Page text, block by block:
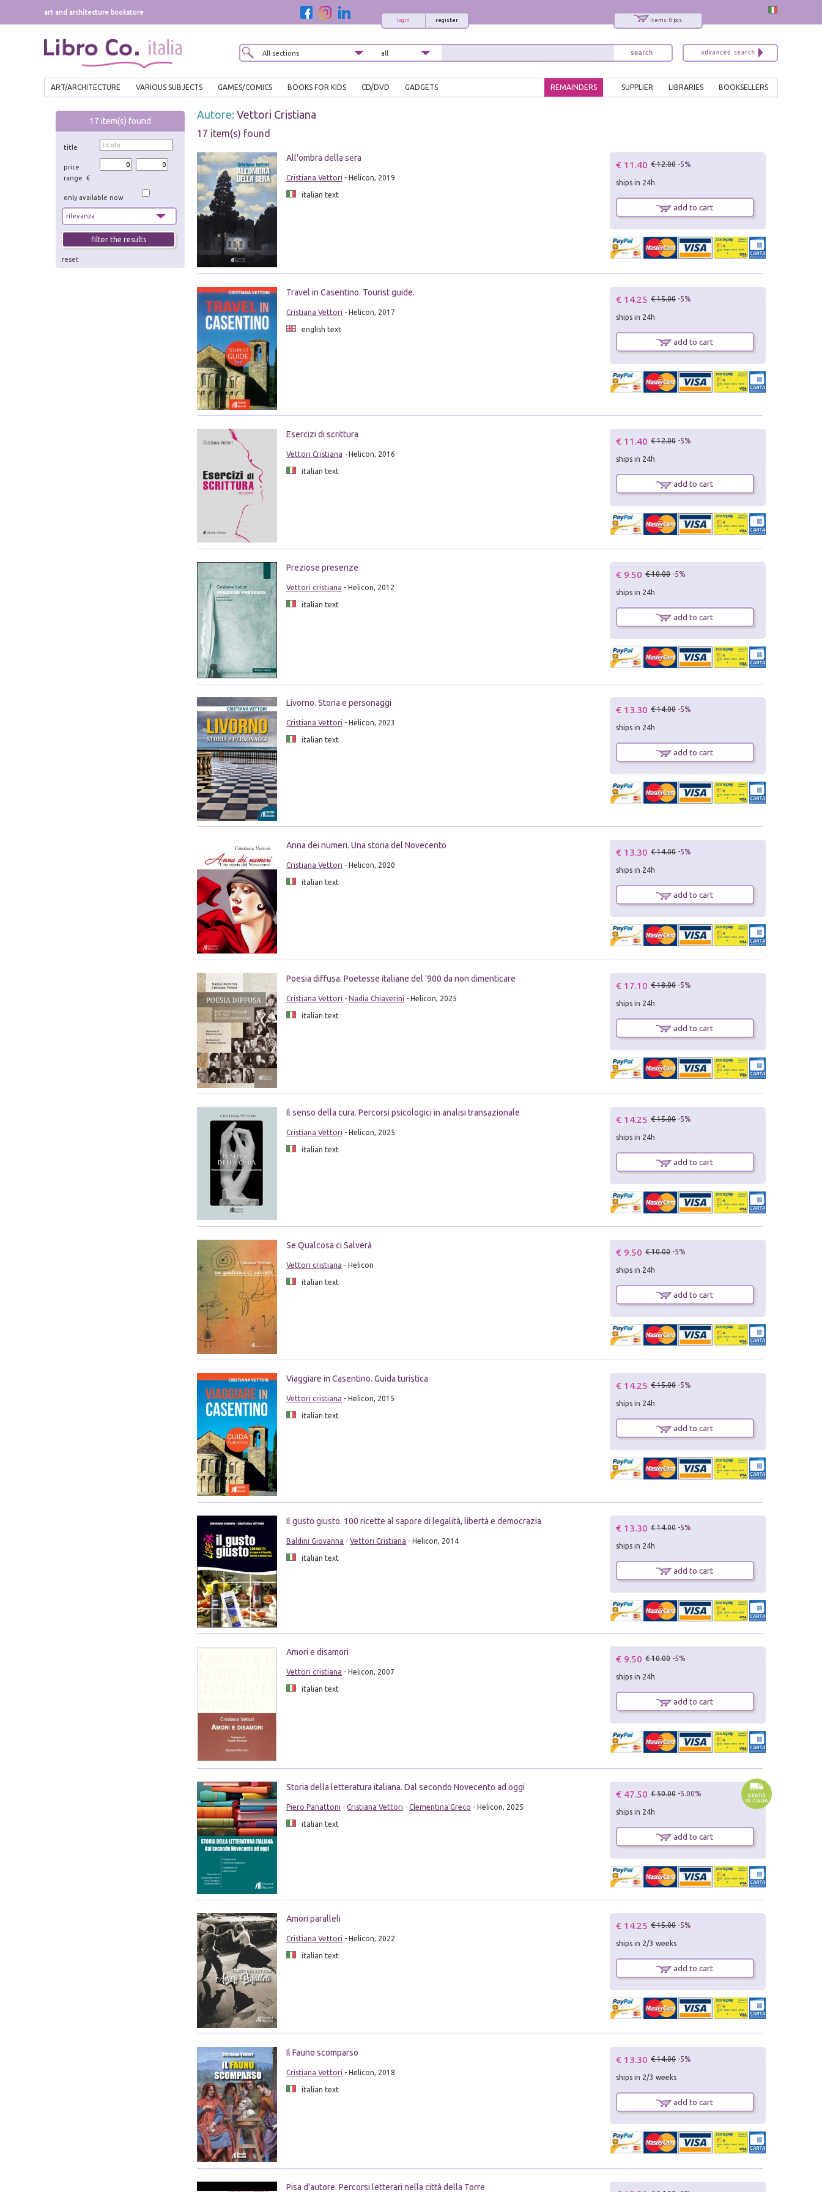
art and architecture bookstore
items: 0 pcs.
register
login
ART/ARCHITECTURE VARIOUS SUBJECTS GAMES/COMICS BOOKS FOR KIDS CD/DVD GADGETS BOOKSELLERS
LIBRARIES
SUPPLIER
REMAINDERS
17 item(s) found
title
price
range €
only available now
reset
Autore: Vettori Cristiana
17 item(s) found
All'ombra della sera
Cristiana Vettori - Helicon, 2019
italian text
€ 11.40 € 12.00 -5%
ships in 24h
add to cart
Travel in Casentino. Tourist guide.
Cristiana Vettori - Helicon, 2017
english text
€ 14.25 € 15.00 -5%
ships in 24h
add to cart
Esercizi di scrittura
Vettori Cristiana - Helicon, 2016
italian text
€ 11.40 € 12.00 -5%
ships in 24h
add to cart
Preziose presenze
Vettori cristiana - Helicon, 2012
italian text
€ 9.50 € 10.00 -5%
ships in 24h
add to cart
Livorno. Storia e personaggi
Cristiana Vettori - Helicon, 2023
italian text
€ 13.30 € 14.00 -5%
ships in 24h
add to cart
Anna dei numeri. Una storia del Novecento
Cristiana Vettori - Helicon, 2020
italian text
€ 13.30 € 14.00 -5%
ships in 24h
add to cart
Poesia diffusa. Poetesse italiane del '900 da non dimenticare
Cristiana Vettori - Nadia Chiaverini - Helicon, 2025
italian text
€ 17.10 € 18.00 -5%
ships in 24h
add to cart
Il senso della cura. Percorsi psicologici in analisi transazionale
Cristiana Vettori - Helicon, 2025
italian text
€ 14.25 € 15.00 -5%
ships in 24h
add to cart
Se Qualcosa ci Salverà
Vettori cristiana - Helicon
italian text
€ 9.50 € 10.00 -5%
ships in 24h
add to cart
Viaggiare in Casentino. Guida turistica
Vettori cristiana - Helicon, 2015
italian text
€ 14.25 € 15.00 -5%
ships in 24h
add to cart
Il gusto giusto. 100 ricette al sapore di legalità, libertà e democrazia
Baldini Giovanna - Vettori Cristiana - Helicon, 2014
italian text
€ 13.30 € 14.00 -5%
ships in 24h
add to cart
Amori e disamori
Vettori cristiana - Helicon, 2007
italian text
€ 9.50 € 10.00 -5%
ships in 24h
add to cart
Storia della letteratura italiana. Dal secondo Novecento ad oggi
Piero Panattoni - Cristiana Vettori - Clementina Greco - Helicon, 2025
italian text
€ 47.50 € 50.00 -5.00%
ships in 24h
add to cart
Amori paralleli
Cristiana Vettori - Helicon, 2022
italian text
€ 14.25 € 15.00 -5%
ships in 2/3 weeks
add to cart
Il Fauno scomparso
Cristiana Vettori - Helicon, 2018
italian text
€ 13.30 € 14.00 -5%
ships in 2/3 weeks
add to cart
Pisa d'autore. Percorsi letterari nella città della Torre